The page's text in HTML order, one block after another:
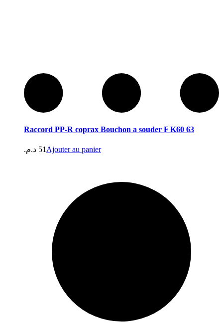
Raccord PP-R coprax Bouchon a souder F K60 63
51 د.م. Ajouter au panier